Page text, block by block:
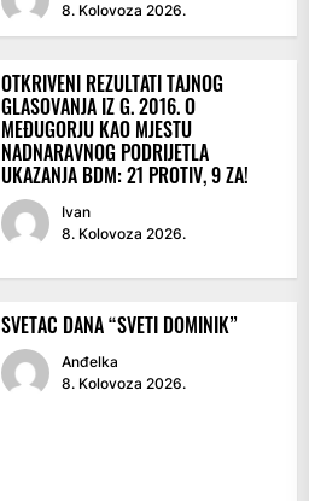
8. Kolovoza 2026.
OTKRIVENI REZULTATI TAJNOG
GLASOVANJA IZ G. 2016. O
MEĐUGORJU KAO MJESTU
NADNARAVNOG PODRIJETLA
UKAZANJA BDM: 21 PROTIV, 9 ZA!
Ivan
8. Kolovoza 2026.
SVETAC DANA “SVETI DOMINIK”
Anđelka
8. Kolovoza 2026.